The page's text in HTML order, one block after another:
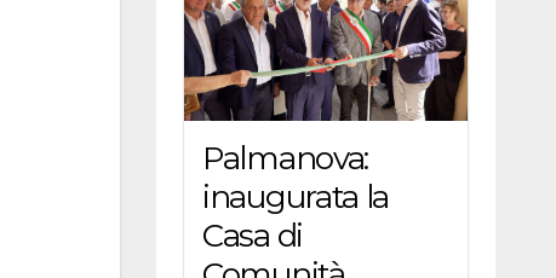
Palmanova:
inaugurata la
Casa di